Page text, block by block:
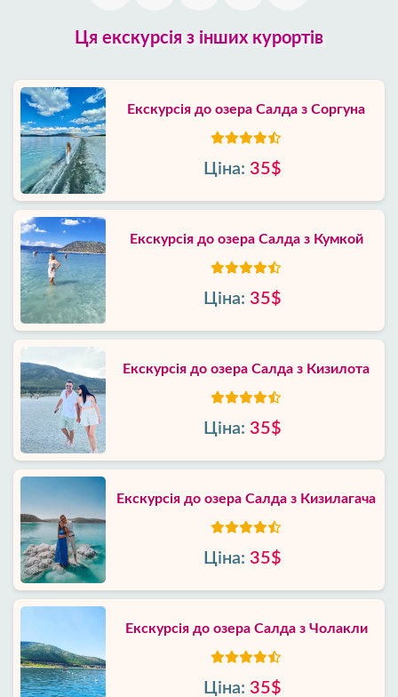
Ця екскурсія з інших курортів
Екскурсія до озера Салда з Соргуна
Ціна: 35$
Екскурсія до озера Салда з Кумкой
Ціна: 35$
Екскурсія до озера Салда з Кизилота
Ціна: 35$
Екскурсія до озера Салда з Кизилагача
Ціна: 35$
Екскурсія до озера Салда з Чолакли
Ціна: 35$